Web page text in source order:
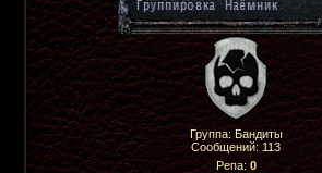
Группа: Бандиты
Сообщений: 113
Репа: 0